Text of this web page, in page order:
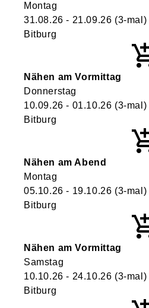
Montag
31.08.26 - 21.09.26 (3-mal)
Bitburg
Nähen am Vormittag
Donnerstag
10.09.26 - 01.10.26 (3-mal)
Bitburg
Nähen am Abend
Montag
05.10.26 - 19.10.26 (3-mal)
Bitburg
Nähen am Vormittag
Samstag
10.10.26 - 24.10.26 (3-mal)
Bitburg